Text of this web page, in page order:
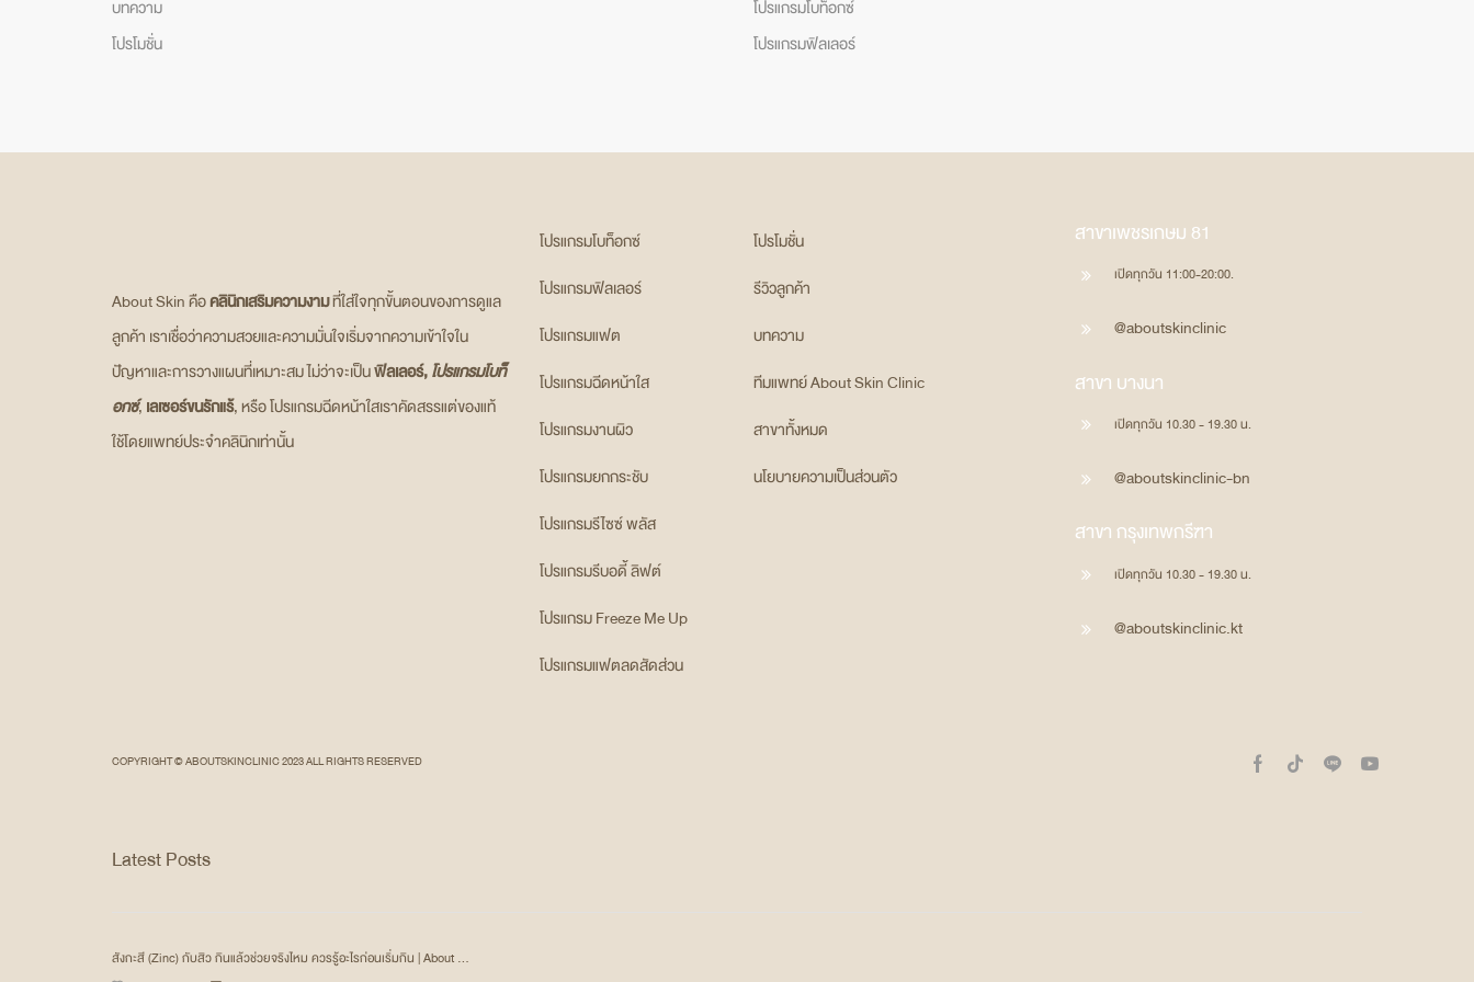
บทความ
โปรโมชั่น
โปรแกรมโบท็อกซ์
โปรแกรมฟิลเลอร์
About Skin คือ คลินิกเสริมความงามที่ใส่ใจทุกขั้นตอนของการดูแล
ลูกค้า เราเชื่อว่าความสวยและความมั่นใจเริ่มจากความเข้าใจใน
ปัญหาและการวางแผนที่เหมาะสม ไม่ว่าจะเป็น ฟิลเลอร์, โปรแกรมโบท็
อกซ์, เลเซอร์ขนรักแร้, หรือ โปรแกรมฉีดหน้าใสเราคัดสรรแต่ของแท้
ใช้โดยแพทย์ประจำคลินิกเท่านั้น
โปรแกรมโบท็อกซ์
โปรแกรมฟิลเลอร์
โปรแกรมแฟต
โปรแกรมฉีดหน้าใส
โปรแกรมงานผิว
โปรแกรมยกกระชับ
โปรแกรมรีไซซ์ พลัส
โปรแกรมรีบอดี้ ลิฟต์
โปรแกรม Freeze Me Up
โปรแกรมแฟตลดสัดส่วน
โปรโมชั่น
รีวิวลูกค้า
บทความ
ทีมแพทย์ About Skin Clinic
สาขาทั้งหมด
นโยบายความเป็นส่วนตัว
สาขาเพชรเกษม 81
เปิดทุกวัน 11:00-20:00.
@aboutskinclinic
สาขา บางนา
เปิดทุกวัน 10.30 - 19.30 น.
@aboutskinclinic-bn
สาขา กรุงเทพกรีฑา
เปิดทุกวัน 10.30 - 19.30 น.
@aboutskinclinic.kt
COPYRIGHT © ABOUTSKINCLINIC 2023 ALL RIGHTS RESERVED
Latest Posts
สังกะสี (Zinc) กับสิว กินแล้วช่วยจริงไหม ควรรู้อะไรก่อนเริ่มกิน | About ...